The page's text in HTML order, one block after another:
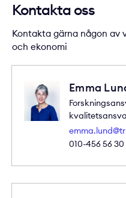
Kontakta oss
Kontakta gärna någon av
och ekonomi
Emma
010-456 56 30